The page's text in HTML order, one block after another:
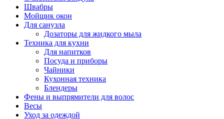
Швабры
Мойщик окон
Для санузла
Дозаторы для жидкого мыла
Техника для кухни
Для напитков
Посуда и приборы
Чайники
Кухонная техника
Блендеры
Фены и выпрямители для волос
Весы
Уход за одеждой